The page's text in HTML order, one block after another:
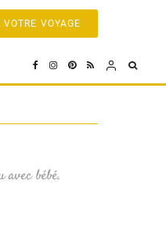
VOTRE VOYAGE
bébé.